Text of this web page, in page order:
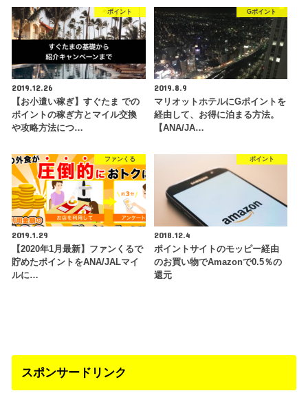
ポイント
2019.12.26
【お小遣い稼ぎ】すぐたま での
ポイントの稼ぎ方とマイル交換
や攻略方法につ…
Gポイント
2019.8.9
マリオットホテルにGポイントを
経由して、お得に泊まる方法。
【ANA/JA…
ファンくる
2019.1.29
【2020年1月最新】ファンくるで
貯めたポイントをANA/JALマイ
ルに…
ポイント
2018.12.4
ポイントサイトのモッピー経由
のお買い物でAmazonで0.5％の
還元
スポンサードリンク